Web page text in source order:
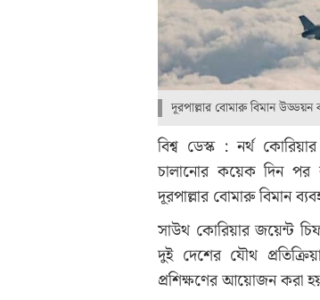
দূরপাল্লার বোমারু বিমান উড্ডয়ন
বিশ্ব ডেস্ক : নর্থ
চালানোর কয়েক দিন পর
দূরপাল্লার বোমারু বিমান
সাউথ কোরিয়ার জয়েন্ট
দুই দেশের যৌথ
প্রশিক্ষণের আয়োজন করা